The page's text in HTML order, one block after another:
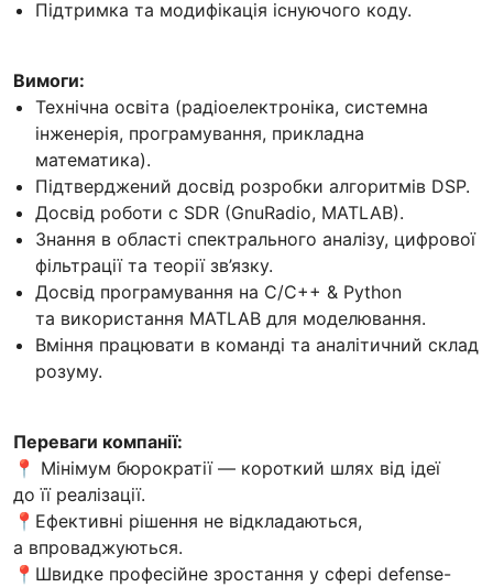
Підтримка та модифікація існуючого коду.
Вимоги:
Технічна освіта (радіоелектроніка, системна
інженерія, програмування, прикладна
математика).
Підтверджений досвід розробки алгоритмів DSP.
Досвід роботи с SDR (GnuRadio, MATLAB).
Знання в області спектрального аналізу, цифрової
фільтрації та теорії зв’язку.
Досвід програмування на C/C++ & Python
та використання MATLAB для моделювання.
Вміння працювати в команді та аналітичний склад
розуму.
Переваги компанії:
📍 Мінімум бюрократії — короткий шлях від ідеї
до її реалізації.
📍Ефективні рішення не відкладаються,
а впроваджуються.
📍Швидке професійне зростання у сфері defense-